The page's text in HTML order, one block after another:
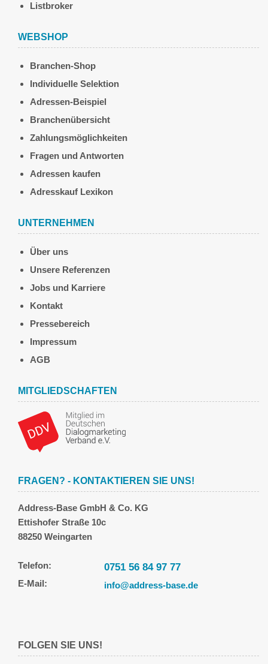
Listbroker
WEBSHOP
Branchen-Shop
Individuelle Selektion
Adressen-Beispiel
Branchenübersicht
Zahlungsmöglichkeiten
Fragen und Antworten
Adressen kaufen
Adresskauf Lexikon
UNTERNEHMEN
Über uns
Unsere Referenzen
Jobs und Karriere
Kontakt
Pressebereich
Impressum
AGB
MITGLIEDSCHAFTEN
FRAGEN? - KONTAKTIEREN SIE UNS!
Address-Base GmbH & Co. KG
Ettishofer Straße 10c
88250 Weingarten
Telefon: 0751 56 84 97 77
E-Mail: info@address-base.de
FOLGEN SIE UNS!